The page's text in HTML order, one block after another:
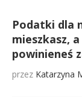
Podatki dla
mieszkasz,
powinieneś
przez Katarzyna